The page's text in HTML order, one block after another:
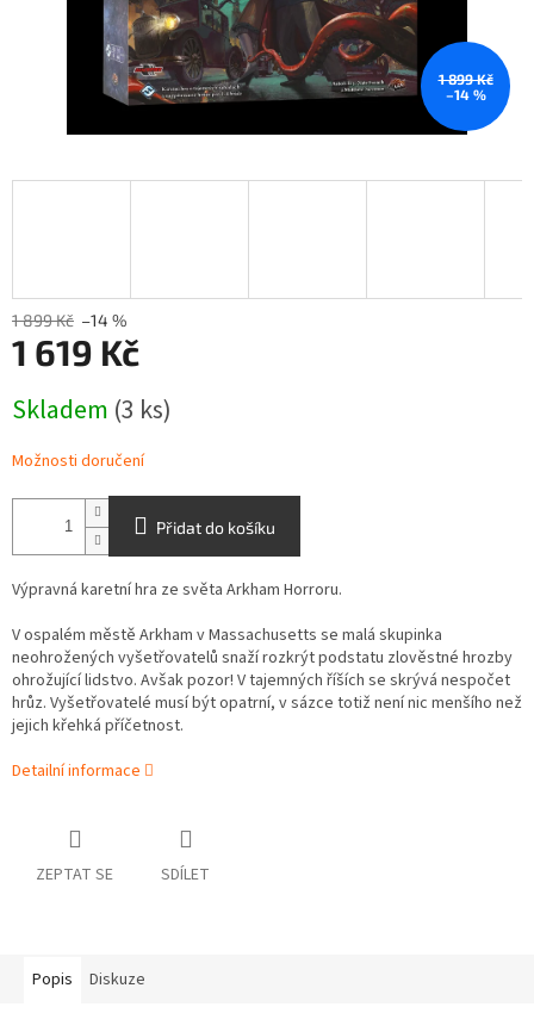
1 899 Kč
–14 %
1 899 Kč –14 %
1 619 Kč
cena:
Skladem (3 ks)
Možnosti doručení
Přidat do košíku
Výpravná karetní hra ze světa Arkham Horroru.
V ospalém městě Arkham v Massachusetts se malá skupinka
neohrožených vyšetřovatelů snaží rozkrýt podstatu zlověstné hrozby
ohrožující lidstvo. Avšak pozor! V tajemných říších se skrývá nespočet
hrůz. Vyšetřovatelé musí být opatrní, v sázce totiž není nic menšího než
jejich křehká příčetnost.
Detailní informace
ZEPTAT SE SDÍLET
Popis Diskuze